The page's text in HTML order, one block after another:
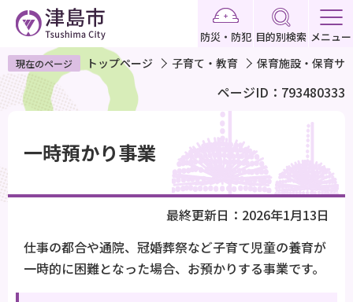
ペ
ー
で
す
防災・防犯 目的別検索 メニュー
現在のページ トップページ 子育て・教育 保育施設・保育サ
ページID：793480333
一時預かり事業
最終更新日：2026年1月13日
仕事の都合や通院、冠婚葬祭など子育て児童の養育が
一時的に困難となった場合、お預かりする事業です。